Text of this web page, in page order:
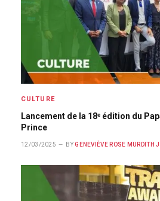
CULTURE
Lancement de la 18ᵉ édition du
Prince
12/03/2025 BY GENEVIÈVE ROSE MURDITH